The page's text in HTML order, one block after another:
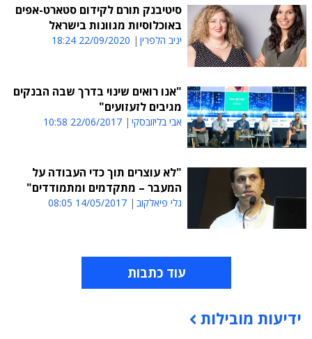
סיטיבנק תורם לקידום סטארט-אפים
באוכלוסיות מגוונות בישראל
יניב הלפרין 22/09/2020 18:24
"אנו רואים שינוי בדרך שבה הבנקים
מגיבים לזעזועים"
אבי בליזובסקי 22/06/2017 10:58
"לא עוצרים תוך כדי העבודה על
המעבר – מתקדמים ומתמודדים"
גלי פיאלקוב 14/05/2017 08:05
עוד כתבות
תוכן פרסומי
ידיעות מובילות